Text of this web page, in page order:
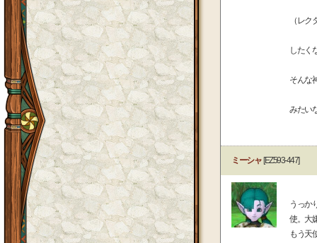
（レ
したく
そんな
みたい
ミーシャ[EZ593-447]
うっか
使。大
もう天